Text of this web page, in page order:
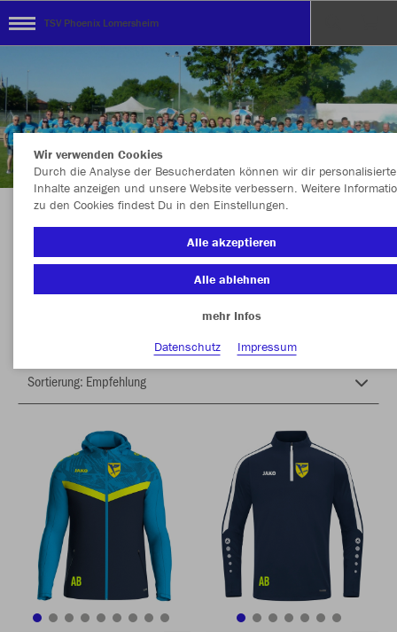
TSV Phoenix Lomersheim
Unsere Heimat-Das Vereinsgelände
Farbe
Wir verwenden Cookies
Durch die Analyse der Besucherdaten können wir dir personalisierte
Inhalte anzeigen und unsere Website verbessern. Weitere
zu den Cookies findest Du in den Einstellungen.
Alle akzeptieren
Alle ablehnen
mehr Infos
Datenschutz
Impressum